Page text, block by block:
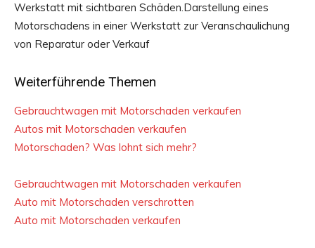
Werkstatt mit sichtbaren Schäden.Darstellung eines
Motorschadens in einer Werkstatt zur Veranschaulichung
von Reparatur oder Verkauf
Weiterführende Themen
Gebrauchtwagen mit Motorschaden verkaufen
Autos mit Motorschaden verkaufen
Motorschaden? Was lohnt sich mehr?
Gebrauchtwagen mit Motorschaden verkaufen
Auto mit Motorschaden verschrotten
Auto mit Motorschaden verkaufen